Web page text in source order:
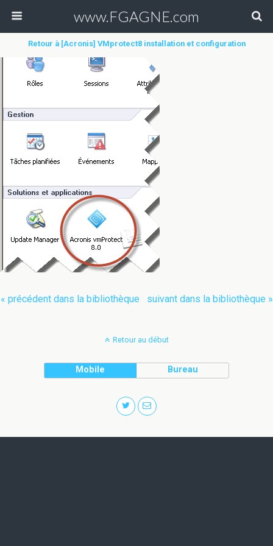
www.FGAGNE.com
Retour à [Acronis] VMprotect8 installation et configuration
« précédent dans la bibliothèque suivant dans la bibliothèque »
Retour au début
Mobile Bureau